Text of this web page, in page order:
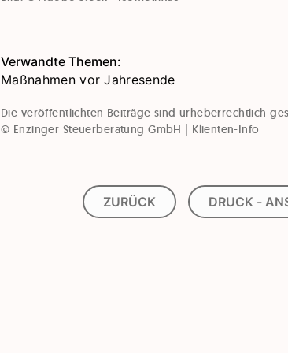
Verwandte Themen:
Maßnahmen vor Jahresende
Die veröffentlichten Beiträge sind urheberrechtlich
© Enzinger Steuerberatung GmbH | Klienten-Info
ZURÜCK DRUCK -